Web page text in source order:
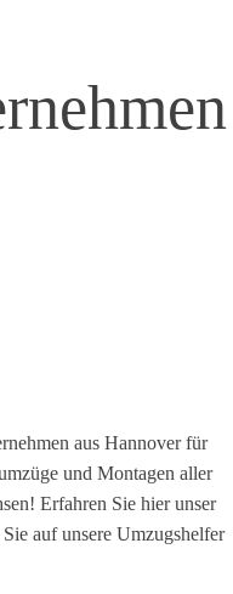
aus Hannover für
und Montagen aller
Erfahren Sie hier unser
auf unsere Umzugshelfer